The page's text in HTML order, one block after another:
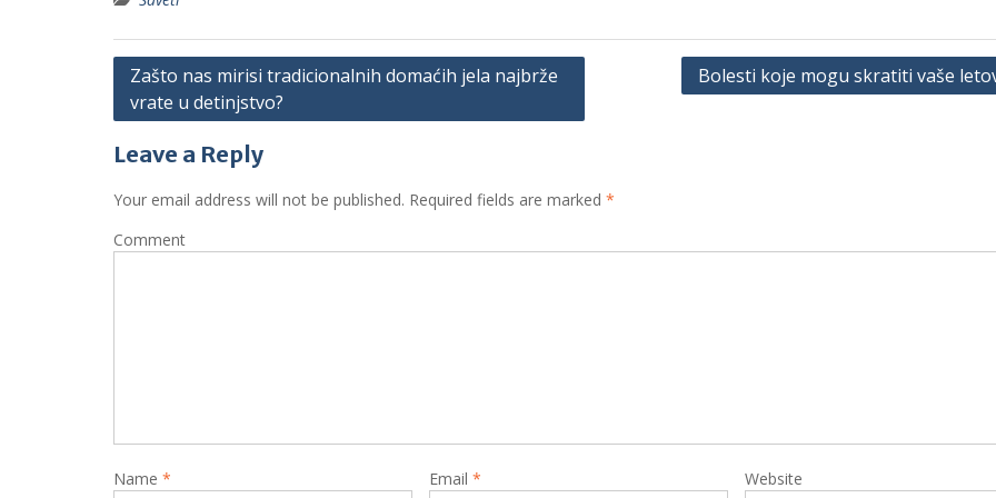
s
n
a
i
o
Zašto nas mirisi tradicionalnih domaćih jela najbrže
vrate u detinjstvo?
Bolesti koje mogu skratiti vaše
Leave a Reply
Your email address will not be published. Required fields are marked *
Comment
Name * Email * Website